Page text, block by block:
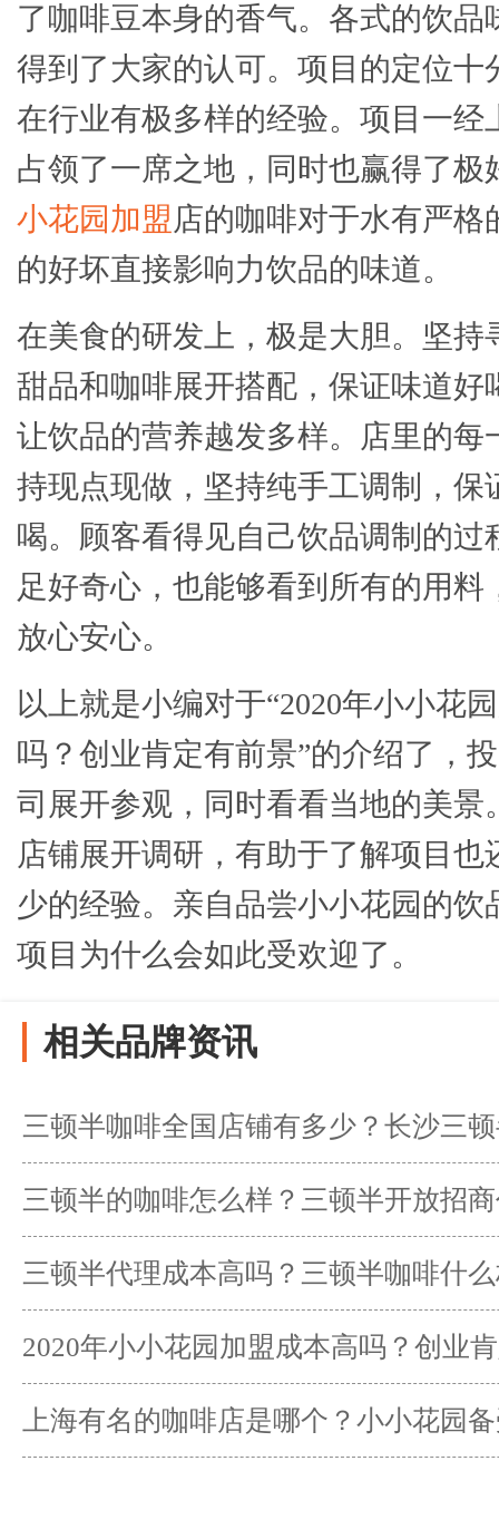
了咖啡豆本身的香气。各式的饮品
得到了大家的认可。项目的定位十
在行业有极多样的经验。项目一经
占领了一席之地，同时也赢得了极
小花园加盟 店的咖啡对于水有严格
的好坏直接影响力饮品的味道。
在美食的研发上，极是大胆。坚持
甜品和咖啡展开搭配，保证味道好
让饮品的营养越发多样。店里的每
持现点现做，坚持纯手工调制，保
喝。顾客看得见自己饮品调制的过
足好奇心，也能够看到所有的用料
放心安心。
以上就是小编对于“2020年小小花
吗？创业肯定有前景”的介绍了，
司展开参观，同时看看当地的美景
店铺展开调研，有助于了解项目也
少的经验。亲自品尝小小花园的饮
项目为什么会如此受欢迎了。
相关品牌资讯
三顿半咖啡全国店铺有多少？长沙三
盟？
三顿半的咖啡怎么样？三顿半开放招
三顿半代理成本高吗？三顿半咖啡什
2020年小小花园加盟成本高吗？创业
上海有名的咖啡店是哪个？小小花园